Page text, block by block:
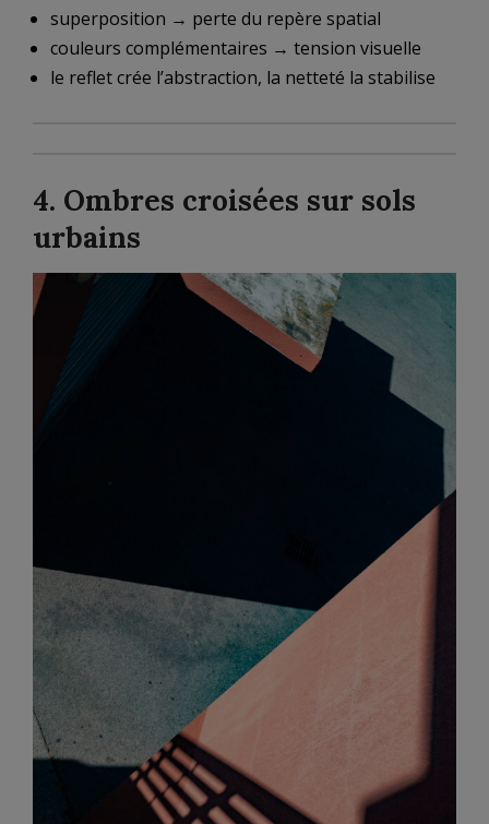
superposition → perte du repère spatial
couleurs complémentaires → tension visuelle
le reflet crée l’abstraction, la netteté la stabilise
4. Ombres croisées sur sols
urbains